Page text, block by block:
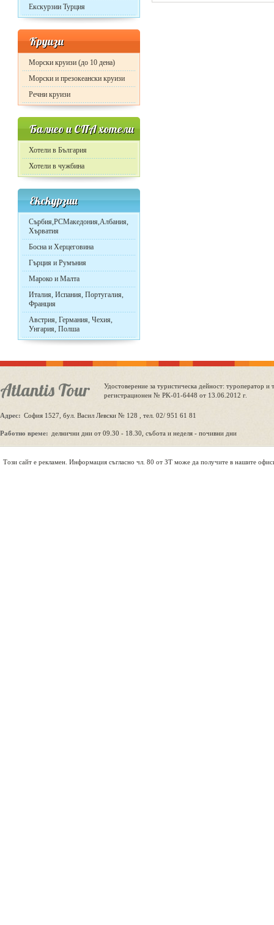
Екскурзии Турция
Круизи
Морски круизи (до 10 дена)
Морски и презокеански круизи
Речни круизи
Балнео и СПА хотели
Хотели в България
Хотели в чужбина
Екскурзии
Сърбия,РСМакедония,Албания,
Хърватия
Босна и Херцеговина
Гърция и Румъния
Мароко и Малта
Италия, Испания, Португалия,
Франция
Австрия, Германия, Чехия,
Унгария, Полша
Atlantis Tour
Удостоверение за туристическа дейност: туроператор и
регистрационен № PK-01-6448 от 13.06.2012 г.
Адрес: София 1527, бул. Васил Левски № 128 , тел. 02/ 951 61 81
Работно време: делнични дни от 09.30 - 18.30, събота и неделя - почивни дни
Tози сайт е рекламен. Информация съгласно чл. 80 от ЗТ може да получите в нашите